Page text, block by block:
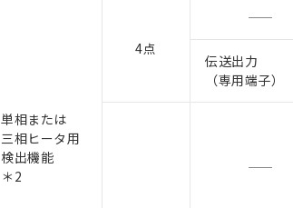
単相または
三相ヒータ用
検出機能
＊2
4点
伝送出力
（専用端子）